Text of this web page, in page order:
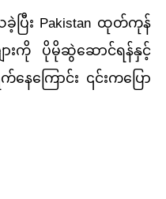
ြီး Pakistan ထုတ်ကုန်
းကို ပိုမိုဆွဲဆောင်ရန်နှင့်
ကြောင်း ၎င်းကပြော